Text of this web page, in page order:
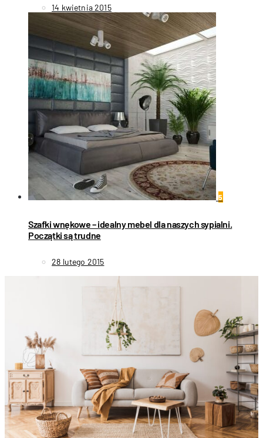
14 kwietnia 2015
5
Szafki wnękowe – idealny mebel dla naszych sypialni.
Początki są trudne
28 lutego 2015